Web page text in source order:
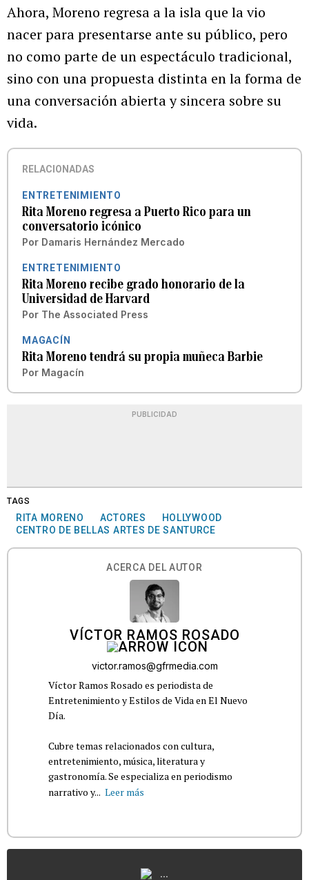
Ahora, Moreno regresa a la isla que la vio
nacer para presentarse ante su público, pero
no como parte de un espectáculo tradicional,
sino con una propuesta distinta en la forma de
una conversación abierta y sincera sobre su
vida.
RELACIONADAS
ENTRETENIMIENTO
Rita Moreno regresa a Puerto Rico para un
conversatorio icónico
Por Damaris Hernández Mercado
ENTRETENIMIENTO
Rita Moreno recibe grado honorario de la
Universidad de Harvard
Por The Associated Press
MAGACÍN
Rita Moreno tendrá su propia muñeca Barbie
Por Magacín
PUBLICIDAD
TAGS
RITA MORENO ACTORES
HOLLYWOOD
CENTRO DE BELLAS ARTES DE SANTURCE
ACERCA DEL AUTOR
VÍCTOR RAMOS ROSADO
victor.ramos@gfrmedia.com
Víctor Ramos Rosado es periodista de
Entretenimiento y Estilos de Vida en El Nuevo
Día.
Cubre temas relacionados con cultura,
entretenimiento, música, literatura y
gastronomía. Se especializa en periodismo
narrativo y... Leer más
...